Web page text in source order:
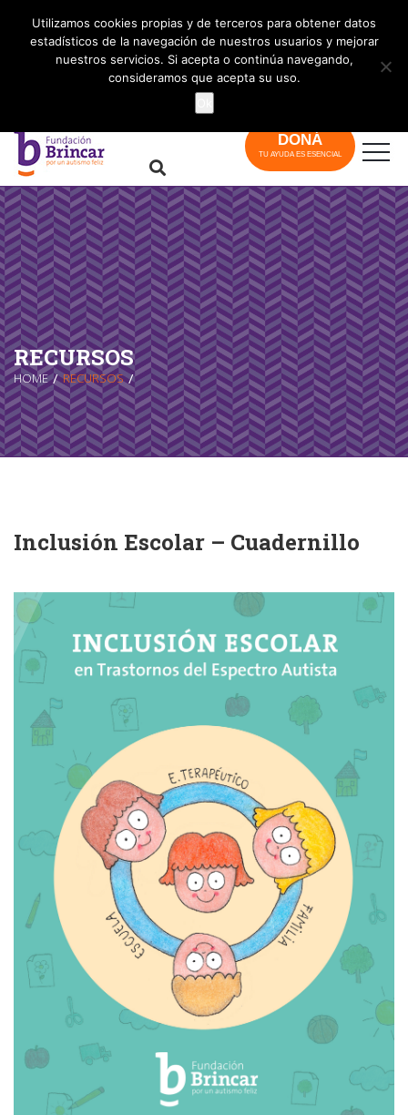
DONÁ
TU AYUDA ES ESENCIAL
RECURSOS
HOME RECURSOS
Inclusión Escolar – Cuadernillo
Utilizamos cookies propias y de terceros para obtener datos
estadísticos de la navegación de nuestros usuarios y mejorar
nuestros servicios. Si acepta o continúa navegando,
consideramos que acepta su uso.